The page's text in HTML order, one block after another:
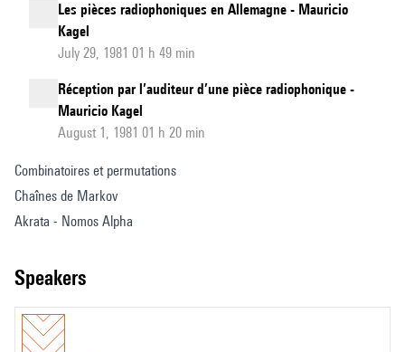
Les pièces radiophoniques en Allemagne - Mauricio
Kagel
July 29, 1981 01 h 49 min
Réception par l’auditeur d’une pièce radiophonique -
Mauricio Kagel
August 1, 1981 01 h 20 min
Combinatoires et permutations
Chaînes de Markov
Akrata - Nomos Alpha
speakers